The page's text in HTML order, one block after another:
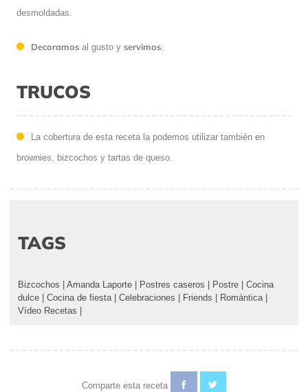
desmoldadas.
Decoramos al gusto y servimos.
TRUCOS
La cobertura de esta receta la podemos utilizar también en
brownies, bizcochos y tartas de queso.
TAGS
Bizcochos Amanda Laporte Postres caseros Postre
Cocina
dulce
Cocina de fiesta| Celebraciones Friends Romántica|
Vídeo Recetas
Comparte esta receta